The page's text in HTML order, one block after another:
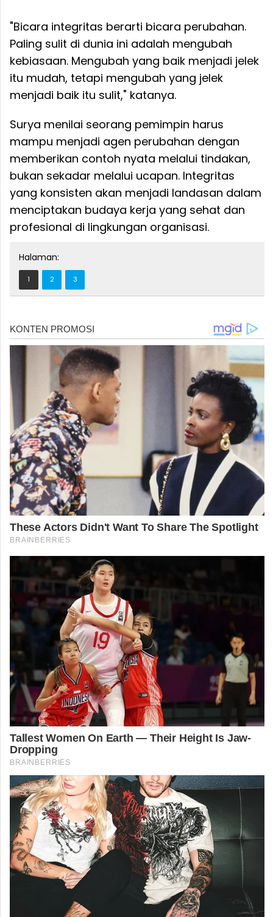
"Bicara integritas berarti bicara perubahan.
Paling sulit di dunia ini adalah mengubah
kebiasaan. Mengubah yang baik menjadi jelek
itu mudah, tetapi mengubah yang jelek
menjadi baik itu sulit," katanya.
Surya menilai seorang pemimpin harus
mampu menjadi agen perubahan dengan
memberikan contoh nyata melalui tindakan,
bukan sekadar melalui ucapan. Integritas
yang konsisten akan menjadi landasan dalam
menciptakan budaya kerja yang sehat dan
profesional di lingkungan organisasi.
Halaman:
1 2 3